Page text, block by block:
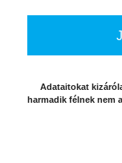
Adataitokat
harmadik félnek nem